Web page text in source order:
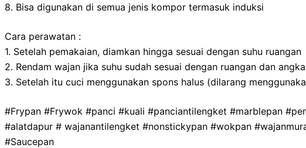
8. Bisa digunakan di semua jenis kompor termasuk induksi
Cara perawatan :
1. Setelah pemakaian, diamkan hingga sesuai dengan suhu ruangan
2. Rendam wajan jika suhu sudah sesuai dengan ruangan dan
3. Setelah itu cuci menggunakan spons halus (dilarang
#Frypan #Frywok #panci #kuali #panciantilengket #marblepan
#alatdapur # wajanantilengket #nonstickypan #wokpan
#Saucepan